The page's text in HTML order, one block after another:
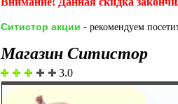
Ситистор акции - рекомендуем
Магазин Ситистор
3.0